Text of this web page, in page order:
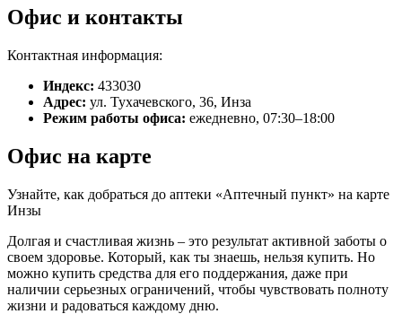
Офис и контакты
Контактная информация:
Индекс: 433030
Адрес: ул. Тухачевского, 36, Инза
Режим работы офиса: ежедневно, 07:30–18:00
Офис на карте
Узнайте, как добраться до аптеки «Аптечный пункт» на карте
Инзы
Долгая и счастливая жизнь – это результат активной заботы о
своем здоровье. Который, как ты знаешь, нельзя купить. Но
можно купить средства для его поддержания, даже при
наличии серьезных ограничений, чтобы чувствовать полноту
жизни и радоваться каждому дню.